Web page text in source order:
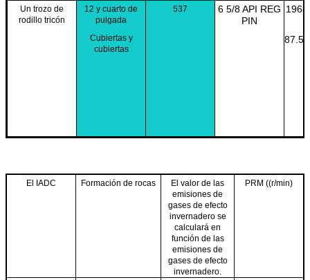
Un trozo de
rodillo tricón
12 y cuarto de
pulgada
Cubiertas y
cubiertas
537
6 5/8 API REG
PIN
87.5
El IADC Formación de rocas
El valor de las
emisiones de
gases de efecto
invernadero se
calculará en
función de las
emisiones de
gases de efecto
invernadero.
PRM ((r/min)